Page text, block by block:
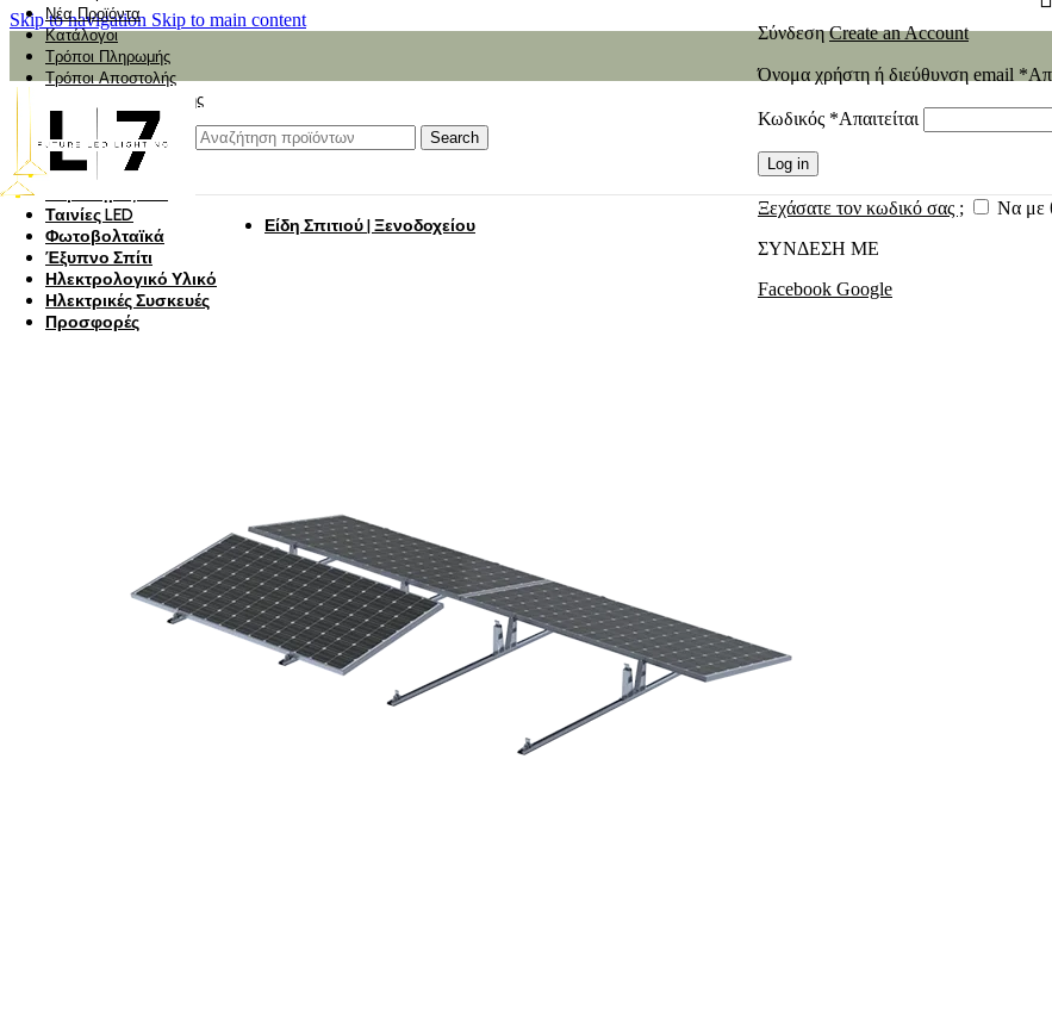
Skip to navigation Skip to main content
Νέα Προϊόντα
Κατάλογοι
Τρόποι Πληρωμής
Τρόποι Αποστολής
Αναζήτηση Αποστολής
Αξιολόγηση
Search
ΣύνδεσηCreate an Account
Όνομα χρήστη ή διεύθυνση email *
Κωδικός *Απαιτείται
Log in
Ξεχάσατε τον κωδικό σας ;
Να με
ΣΥΝΔΕΣΗ ΜΕ
Facebook Google
Φωτιστικά
Φωτιστικά Κήπου
Πάνελ Οροφής
Ταινίες LED
Φωτοβολταϊκά
Έξυπνο Σπίτι
Ηλεκτρολογικό Υλικό
Ηλεκτρικές Συσκευές
Προσφορές
Είδη Σπιτιού | Ξενοδοχείου